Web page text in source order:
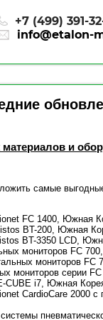
+7 (499) 391-
info@etalon-
и
самые
FC 1400, Южная
BT-200, Южная
BT-3350 LCD,
мониторов FC
мониторов FC
мониторов серии
CUBE i7, Южная
CardioCare 2000